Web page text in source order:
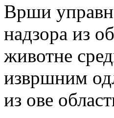
Врши
надзора из
животне
извршним
из ове